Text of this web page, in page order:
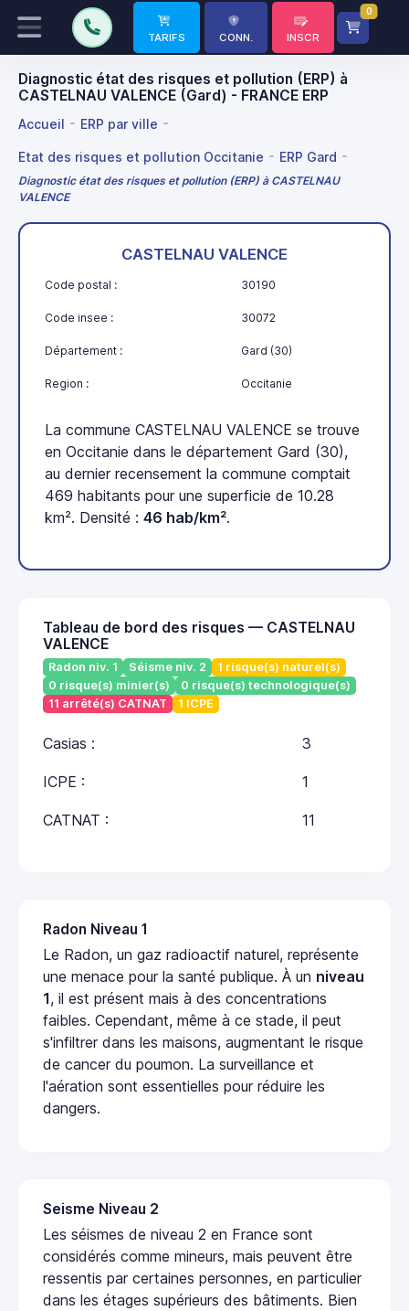
TARIFS CONN. INSCR
0
Diagnostic état des risques et pollution (ERP) à
CASTELNAU VALENCE (Gard) - FRANCE ERP
Accueil ERP par ville
Etat des risques et pollution Occitanie ERP Gard
Diagnostic état des risques et pollution (ERP) à CASTELNAU
VALENCE
CASTELNAU VALENCE
Code postal : 30190
Code insee : 30072
Département : Gard (30)
Region : Occitanie
La commune CASTELNAU VALENCE se trouve
en Occitanie dans le département Gard (30),
au dernier recensement la commune comptait
469 habitants pour une superficie de 10.28
km². Densité : 46 hab/km².
Tableau de bord des risques — CASTELNAU
VALENCE
Radon niv. 1 Séisme niv. 2
1 risque(s) naturel(s)
0 risque(s) minier(s)
0 risque(s) technologique(s)
11 arrêté(s) CATNAT
1 ICPE
Casias : 3
ICPE : 1
CATNAT : 11
Radon Niveau 1
Le Radon, un gaz radioactif naturel, représente
une menace pour la santé publique. À un niveau
1, il est présent mais à des concentrations
faibles. Cependant, même à ce stade, il peut
s'infiltrer dans les maisons, augmentant le risque
de cancer du poumon. La surveillance et
l'aération sont essentielles pour réduire les
dangers.
Seisme Niveau 2
Les séismes de niveau 2 en France sont
considérés comme mineurs, mais peuvent être
ressentis par certaines personnes, en particulier
dans les étages supérieurs des bâtiments. Bien